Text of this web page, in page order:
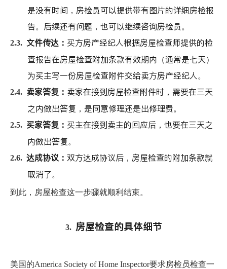
是没有时间，房检员可以提供带有图片的详细房检报
告。后续还有问题，也可以继续咨询房检员。
2.3. 文件传达： 买方房产经纪人根据房屋检查师提供的检
查报告在房屋检查附加条款有效期内（通常是七天）
为买主写一份房屋检查附件交给卖方房产经纪人。
2.4. 卖家答复： 卖家在接到房屋检查附件时，需要在三天
之内做出答复，是同意修理还是出修理费。
2.5. 买家答复： 买主在接到卖主的回应后，也要在三天之
内做出答复。
2.6. 达成协议： 双方达成协议后，房屋检查的附加条款就
取消了。
到此，房屋检查这一步骤就顺利结束。
3. 房屋检查的具体细节
美国的America Society of Home Inspector要求房检员检查一